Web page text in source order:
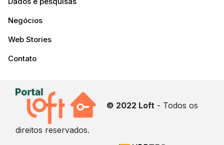
Negócios
Web Stories
Contato
© 2022 Loft - Todos os
direitos reservados.